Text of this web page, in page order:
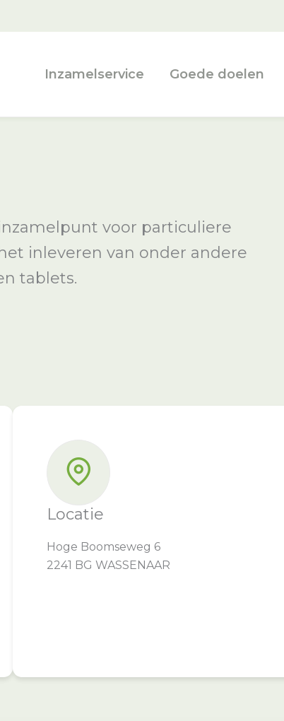
Inzamelservice Goede doelen
voor particuliere
inleveren van onder andere
tablets.
Locatie
Hoge Boomseweg 6
2241 BG WASSENAAR